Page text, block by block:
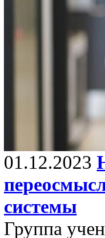
01.12.2023
системы
Группа